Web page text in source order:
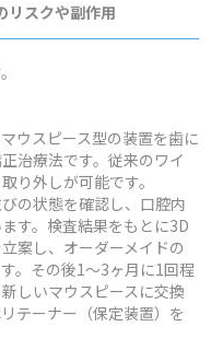
リスクや副作用
ウスピース型の装置を歯に
治療法です。従来のワイ
り外しが可能です。
の状態を確認し、口腔内
す。検査結果をもとに3D
案し、オーダーメイドの
。その後1～3ヶ月に1回程
しいマウスピースに交換
テーナー（保定装置）を